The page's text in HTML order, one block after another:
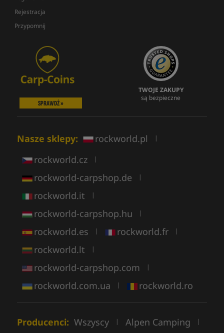
Rejestracja
Przypomnij
SPRAWDŹ »
TWOJE ZAKUPY
są bezpieczne
Nasze sklepy: rockworld.pl |
rockworld.cz |
rockworld-carpshop.de |
rockworld.it |
rockworld-carpshop.hu |
rockworld.es | rockworld.fr |
rockworld.lt |
rockworld-carpshop.com |
rockworld.com.ua | rockworld.ro
Producenci: Wszyscy | Alpen Camping |